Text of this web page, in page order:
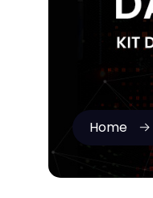
Home